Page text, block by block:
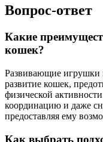
Вопрос-ответ
Какие
кошек?
Развивающие игрушки
развитие кошек,
физической
координацию и даже
предоставляя ему
Как выбрать